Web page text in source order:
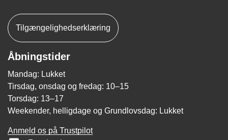
Tilgængelighedserklæring
Åbningstider
Mandag: Lukket
Tirsdag, onsdag og fredag: 10–15
Torsdag: 13–17
Weekender, helligdage og Grundlovsdag: Lukket
Anmeld os på Trustpilot